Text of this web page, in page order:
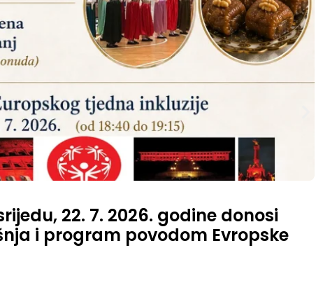
22. 7. 2026. godine donosi
i program povodom Evropske